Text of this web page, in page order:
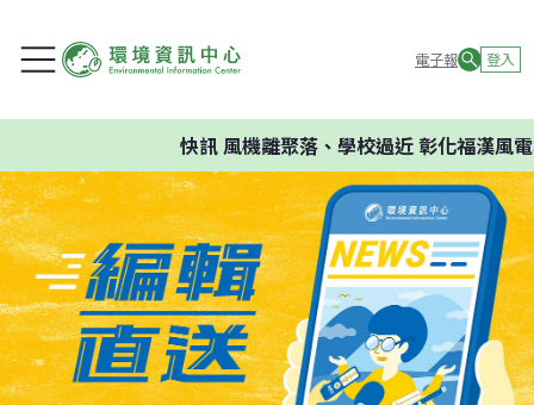
電子報 登入
快訊風機離聚落、學校過近 彰化福漢風電